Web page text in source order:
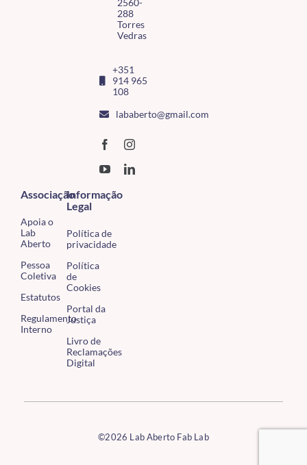
288
Torres
Vedras
+351
914 965
108
lababerto@gmail.com
Associação
Apoia o
Lab
Aberto
Pessoa
Coletiva
Estatutos
Regulamento
Interno
Informação
Legal
Política de
privacidade
Política
de
Cookies
Portal da
Justiça
Livro de
Reclamações
Digital
©2026 Lab Aberto Fab Lab